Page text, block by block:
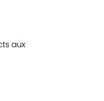
aux